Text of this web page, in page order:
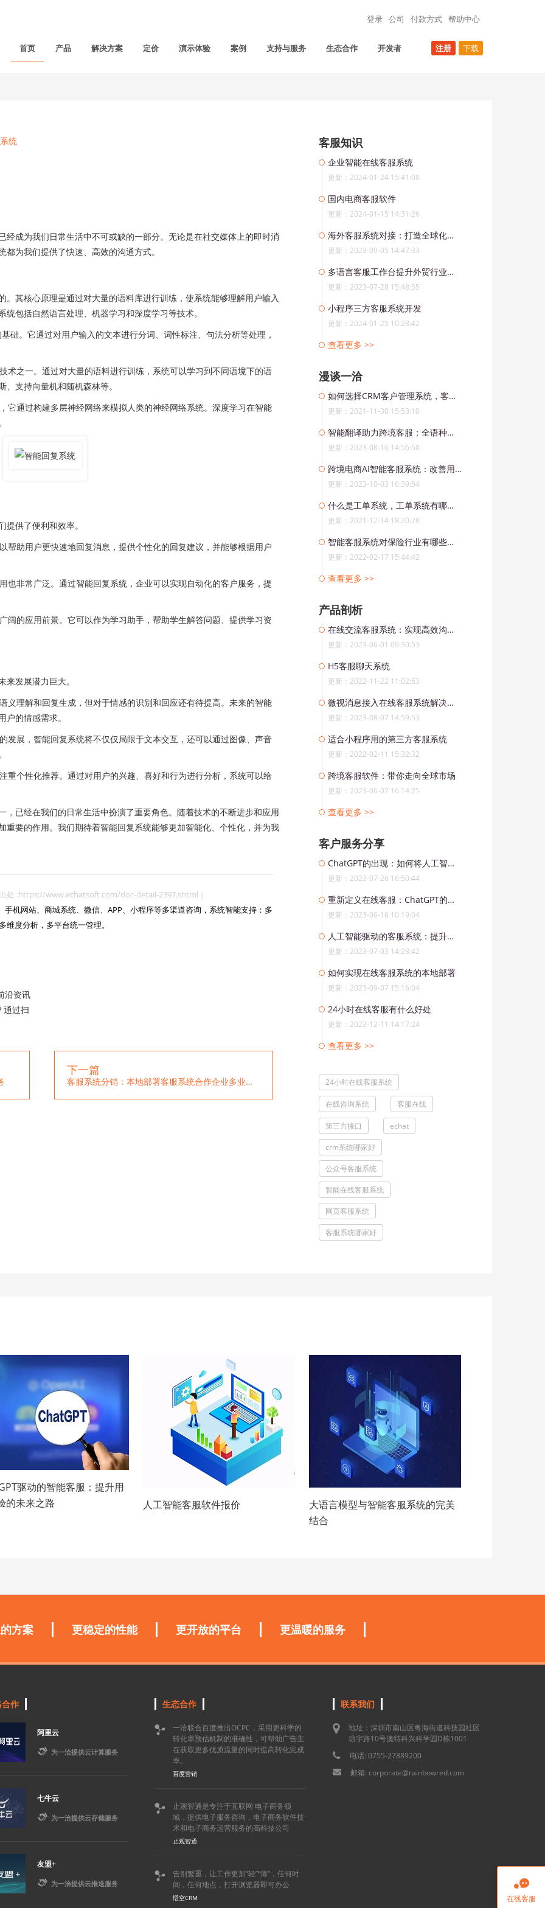
登录 公司 付款方式 帮助中心
首页 产品 解决方案 定价 演示体验 案例 支持与服务 生态合作 开发者 注册 下载
统
为我们日常生活中不可或缺的一部分。无论是在社交媒体上的即时消
为我们提供了快速、高效的沟通方式。
核心原理是通过对大量的语料库进行训练，使系统能够理解用户输入
包括自然语言处理、机器学习和深度学习等技术。
。它通过对用户输入的文本进行分词、词性标注、句法分析等处理，
一。通过对大量的语料进行训练，系统可以学习到不同语境下的语
支持向量机和随机森林等。
过构建多层神经网络来模拟人类的神经网络系统。深度学习在智能
供了便利和效率。
用户更快速地回复消息，提供个性化的回复建议，并能够根据用户
常广泛。通过智能回复系统，企业可以实现自动化的客户服务，提
应用前景。它可以作为学习助手，帮助学生解答问题、提供学习资
发展潜力巨大。
解和回复生成，但对于情感的识别和回应还有待提高。未来的智能
的情感需求。
，智能回复系统将不仅仅局限于文本交互，还可以通过图像、声音
性化推荐。通过对用户的兴趣、喜好和行为进行分析，系统可以给
经在我们的日常生活中扮演了重要角色。随着技术的不断进步和应用
重要的作用。我们期待着智能回复系统能够更加智能化、个性化，并为我
处 :https://www.echatsoft.com/doc-detail-2397.shtml ）
机网站、商城系统、微信、APP、小程序等多渠道咨询，系统智能支持：多
度分析，多平台统一管理。
沿资讯
通过扫
下一篇
客服系统分销：本地部署客服系统合作企业多业务发展
客服知识
企业智能在线客服系统
更新：2024-01-24 15:41:08
国内电商客服软件
更新：2024-01-15 14:31:26
海外客服系统对接：打造全球化服务新模式
更新：2023-09-05 14:47:33
多语言客服工作台提升外贸行业客服效率
更新：2023-07-28 15:48:55
小程序三方客服系统开发
更新：2024-01-25 10:28:42
查看更多 >>
漫谈一洽
如何选择CRM客户管理系统，客户管理系统能给企业带来哪些帮助？
更新：2021-11-30 15:53:10
智能翻译助力跨境客服：全语种支持任意翻译
更新：2023-08-16 14:56:58
跨境电商AI智能客服系统：改善用户体验、促进全球贸易
更新：2023-10-03 16:39:54
什么是工单系统，工单系统有哪些主要功能？
更新：2021-12-14 18:20:28
智能客服系统对保险行业有哪些作用？
更新：2022-02-17 15:44:42
查看更多 >>
产品剖析
在线交流客服系统：实现高效沟通，提升客户满意度
更新：2023-06-01 09:30:53
H5客服聊天系统
更新：2022-11-22 11:02:53
微视消息接入在线客服系统解决方案
更新：2023-08-07 14:59:53
适合小程序用的第三方客服系统
更新：2022-02-11 15:32:32
跨境客服软件：带你走向全球市场
更新：2023-06-07 16:14:25
查看更多 >>
客户服务分享
ChatGPT的出现：如何将人工智能融入现代客服系统
更新：2023-07-26 16:50:44
重新定义在线客服：ChatGPT的革新之路
更新：2023-06-16 10:19:04
人工智能驱动的客服系统：提升用户体验的关键
更新：2023-07-03 14:28:42
如何实现在线客服系统的本地部署
更新：2023-09-07 15:16:04
24小时在线客服有什么好处
更新：2023-12-11 14:17:24
查看更多 >>
24小时在线客服系统
在线咨询系统 客服在线
第三方接口 echat
crm系统哪家好
公众号客服系统
智能在线客服系统
网页客服系统
客服系统哪家好
驱动的智能客服：提升用
的未来之路
人工智能客服软件报价
大语言模型与智能客服系统的完美
结合
方案 更稳定的性能 更开放的平台 更温暖的服务
作
阿里云
 为一洽提供云计算服务
七牛云
 为一洽提供云存储服务
友盟+
 为一洽提供云推送服务
生态合作

一洽联合百度推出OCPC，采用更科学的
转化率预估机制的准确性，可帮助广告主
在获取更多优质流量的同时提高转化完成
率。
百度营销

止观智通是专注于互联网 电子商务领
域，提供电子服务咨询，电子商务软件技
术和电子商务运营服务的高科技公司
止观智通

告别繁重，让工作更加“轻”“薄”，任何时
间，任何地点，打开浏览器即可办公
悟空CRM
联系我们
地址：深圳市南山区粤海街道科技园社区
琼宇路10号澳特科兴科学园D栋1001
电话: 0755-27889200
邮箱: corporate@rainbowred.com

在线客服